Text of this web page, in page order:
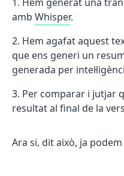
amb Whisper.
Hem agafat aquest
que ens generi un
generada per
Per comparar i jutjar
resultat al final de la
Ara si, dit això, ja